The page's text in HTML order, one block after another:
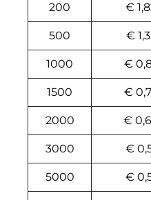
200 €
500 €
1000 €
1500 €
2000 €
3000 €
5000 €